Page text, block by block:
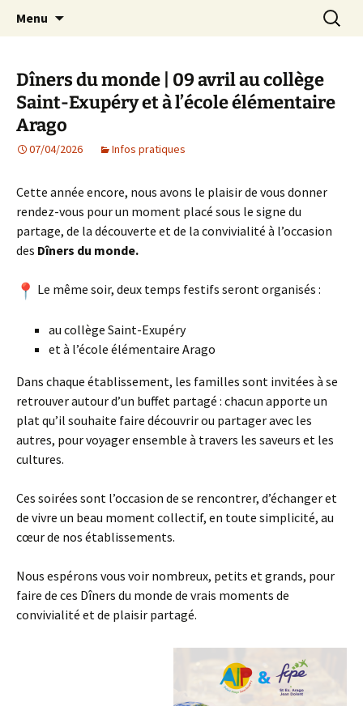
AIP Paris 14 – Association
Indépendante des Parents
d'élèves depuis 1981
Agit – s'Investit – Participe au service des
enfants du secteur scolaire Dolent-Arago-
Menu
Dîners du monde | 09 avril au collège
Saint-Exupéry et à l’école élémentaire
Arago
07/04/2026 Infos pratiques
Cette année encore, nous avons le plaisir de vous donner
rendez-vous pour un moment placé sous le signe du
partage, de la découverte et de la convivialité à l’occasion
des Dîners du monde.
Le même soir, deux temps festifs seront organisés :
au collège Saint-Exupéry
et à l’école élémentaire Arago
Dans chaque établissement, les familles sont invitées à se
retrouver autour d’un buffet partagé : chacun apporte un
plat qu’il souhaite faire découvrir ou partager avec les
autres, pour voyager ensemble à travers les saveurs et les
cultures.
Ces soirées sont l’occasion de se rencontrer, d’échanger et
de vivre un beau moment collectif, en toute simplicité, au
cœur de nos établissements.
Nous espérons vous voir nombreux, petits et grands, pour
faire de ces Dîners du monde de vrais moments de
convivialité et de plaisir partagé.